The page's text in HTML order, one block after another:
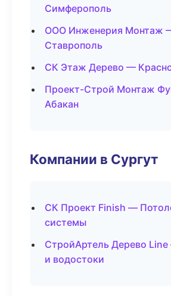
Симферополь
ООО Инженерия Монтаж
Ставрополь
СК Этаж Дерево —
Проект-Строй Монтаж
Абакан
Компании в Сургут
СК Проект Finish —
системы
СтройАртель Дерево
и водостоки